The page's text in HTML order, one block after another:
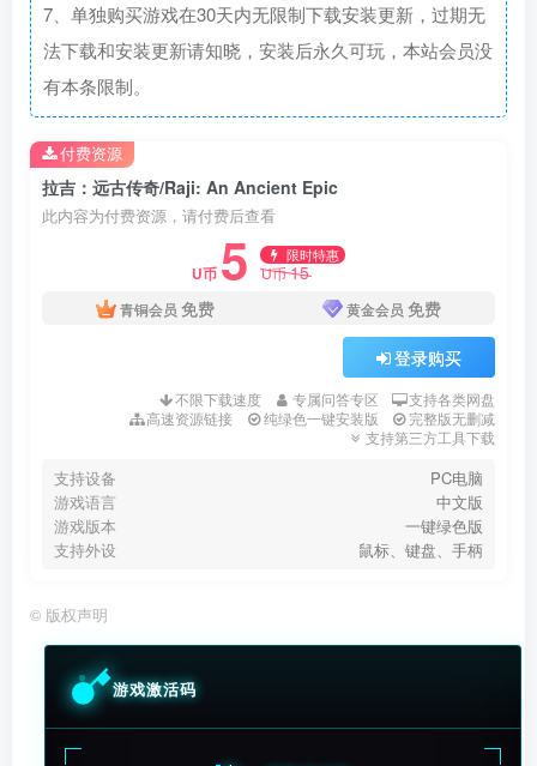
7、单独购买游戏在30天内无限制下载安装更新，过期无
法下载和安装更新请知晓，安装后永久可玩，本站会员没
有本条限制。
拉吉：远古传奇/Raji: An Ancient Epic
此内容为付费资源，请付费后查看
U币 5 限时特惠
U币15
青铜会员 免费 黄金会员 免费
登录购买
不限下载速度 专属问答专区
支持各类网盘
高速资源链接
纯绿色一键安装版
完整版无删减
支持第三方工具下载
支持设备
PC电脑
游戏语言
中文版
游戏版本
一键绿色版
支持外设
鼠标、键盘、手柄
付费资源
© 版权声明
游戏激活码